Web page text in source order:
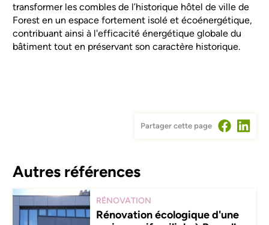
transformer les combles de l’historique hôtel de ville de
Forest en un espace fortement isolé et écoénergétique,
contribuant ainsi à l'efficacité énergétique globale du
bâtiment tout en préservant son caractère historique.
Partager cette page
Autres références
RÉNOVATION
Rénovation écologique d'une